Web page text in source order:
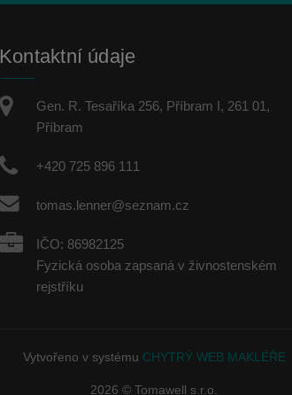
Kontaktní údaje
Gen. R. Tesaříka 256, Příbram I, 261 01,
Příbram
+420 725 896 111
tomas.lenner@seznam.cz
IČO: 86982125
Fyzická osoba zapsaná v živnostenském
rejstříku
Vytvořeno v systému CHYTRÝ WEB MAKLÉŘE
2026 © Tomawell s.r.o.